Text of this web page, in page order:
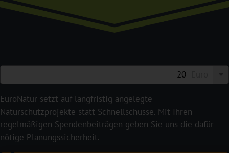
EuroNatur setzt auf langfristig angelegte
Naturschutzprojekte statt Schnellschüsse. Mit Ihren
regelmäßigen Spendenbeiträgen geben Sie uns die dafür
nötige Planungssicherheit.